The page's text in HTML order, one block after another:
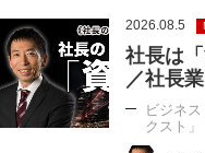
2026.08.5
社長は
／社長
ビジネ
クスト」